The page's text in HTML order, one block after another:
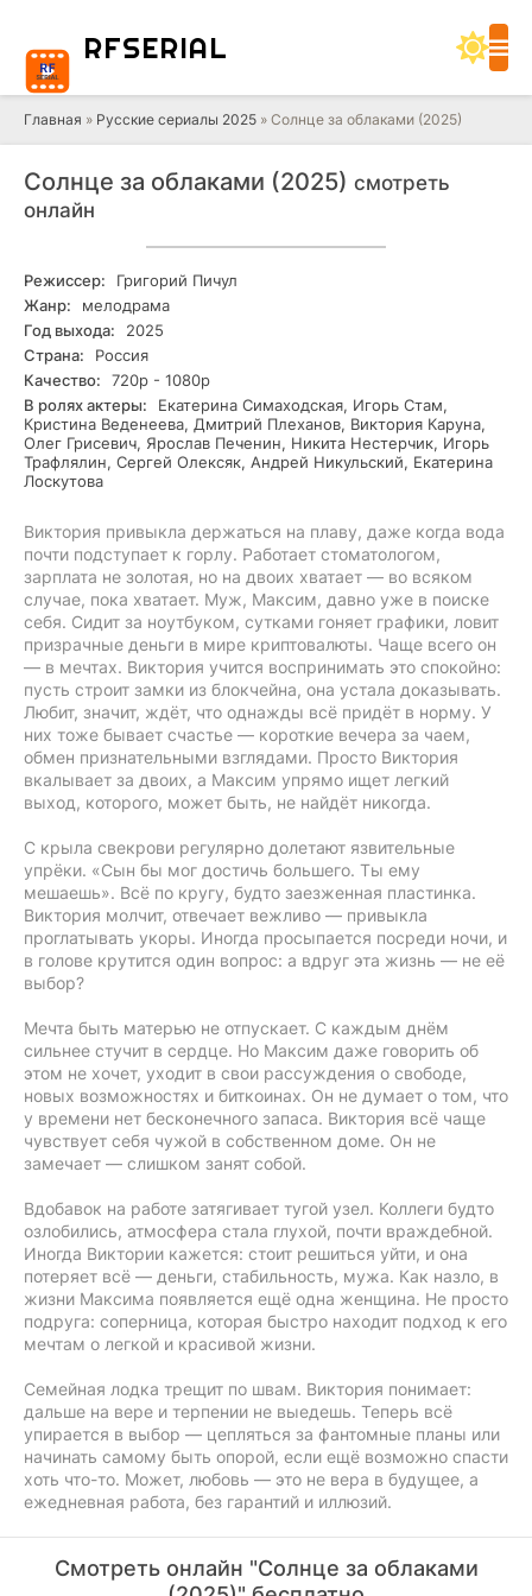
RFSERIAL
Главная » Русские сериалы 2025 » Солнце за облаками (2025)
Солнце за облаками (2025) смотреть
онлайн
Режиссер:
Григорий Пичул
Жанр:
мелодрама
Год выхода:
2025
Страна:
Россия
Качество:
720р - 1080р
В ролях актеры:
Екатерина Симаходская, Игорь Стам,
Кристина Веденеева, Дмитрий Плеханов, Виктория Каруна,
Олег Грисевич, Ярослав Печенин, Никита Нестерчик, Игорь
Трафлялин, Сергей Олексяк, Андрей Никульский, Екатерина
Лоскутова
Виктория привыкла держаться на плаву, даже когда вода
почти подступает к горлу. Работает стоматологом,
зарплата не золотая, но на двоих хватает — во всяком
случае, пока хватает. Муж, Максим, давно уже в поиске
себя. Сидит за ноутбуком, сутками гоняет графики, ловит
призрачные деньги в мире криптовалюты. Чаще всего он
— в мечтах. Виктория учится воспринимать это спокойно:
пусть строит замки из блокчейна, она устала доказывать.
Любит, значит, ждёт, что однажды всё придёт в норму. У
них тоже бывает счастье — короткие вечера за чаем,
обмен признательными взглядами. Просто Виктория
вкалывает за двоих, а Максим упрямо ищет легкий
выход, которого, может быть, не найдёт никогда.
С крыла свекрови регулярно долетают язвительные
упрёки. «Сын бы мог достичь большего. Ты ему
мешаешь». Всё по кругу, будто заезженная пластинка.
Виктория молчит, отвечает вежливо — привыкла
проглатывать укоры. Иногда просыпается посреди ночи, и
в голове крутится один вопрос: а вдруг эта жизнь — не её
выбор?
Мечта быть матерью не отпускает. С каждым днём
сильнее стучит в сердце. Но Максим даже говорить об
этом не хочет, уходит в свои рассуждения о свободе,
новых возможностях и биткоинах. Он не думает о том, что
у времени нет бесконечного запаса. Виктория всё чаще
чувствует себя чужой в собственном доме. Он не
замечает — слишком занят собой.
Вдобавок на работе затягивает тугой узел. Коллеги будто
озлобились, атмосфера стала глухой, почти враждебной.
Иногда Виктории кажется: стоит решиться уйти, и она
потеряет всё — деньги, стабильность, мужа. Как назло, в
жизни Максима появляется ещё одна женщина. Не просто
подруга: соперница, которая быстро находит подход к его
мечтам о легкой и красивой жизни.
Семейная лодка трещит по швам. Виктория понимает:
дальше на вере и терпении не выедешь. Теперь всё
упирается в выбор — цепляться за фантомные планы или
начинать самому быть опорой, если ещё возможно спасти
хоть что-то. Может, любовь — это не вера в будущее, а
ежедневная работа, без гарантий и иллюзий.
Смотреть онлайн "Солнце за облаками